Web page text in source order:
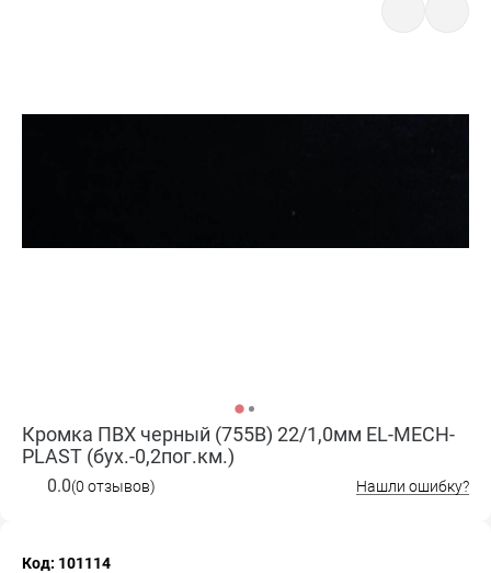
Кромка ПВХ черный (755B) 22/1,0мм EL-MECH-
PLAST (бух.-0,2пог.км.)
0.0(0 отзывов) Нашли ошибку?
Код: 101114